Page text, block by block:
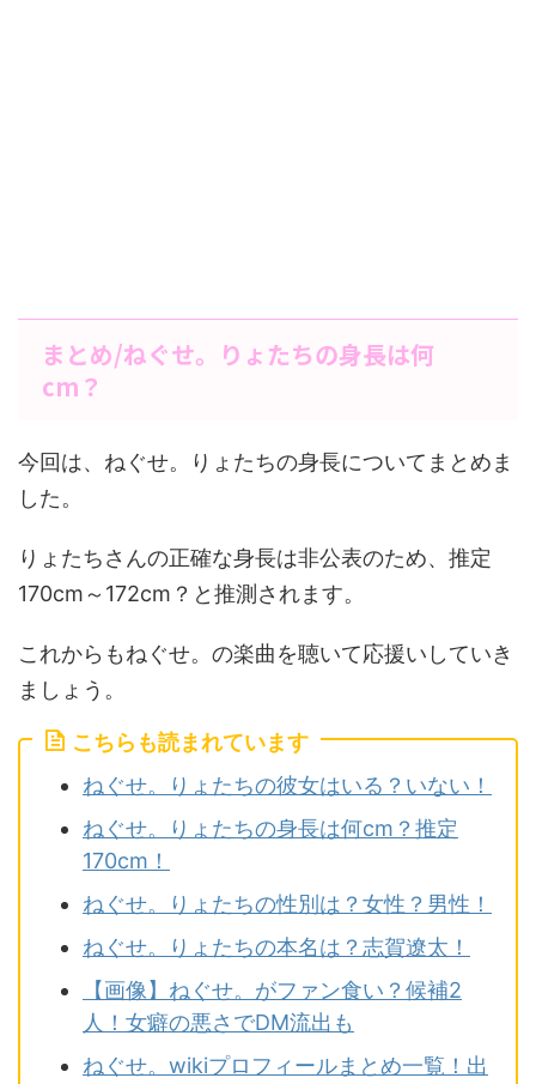
まとめ/ねぐせ。りょたちの身長は何
cm？
今回は、ねぐせ。りょたちの身長についてまとめま
した。
りょたちさんの正確な身長は非公表のため、推定
170cm～172cm？と推測されます。
これからもねぐせ。の楽曲を聴いて応援いしていき
ましょう。
こちらも読まれています
ねぐせ。りょたちの彼女はいる？いない！
ねぐせ。りょたちの身長は何cm？推定
170cm！
ねぐせ。りょたちの性別は？女性？男性！
ねぐせ。りょたちの本名は？志賀遼太！
【画像】ねぐせ。がファン食い？候補2
人！女癖の悪さでDM流出も
ねぐせ。wikiプロフィールまとめ一覧！出